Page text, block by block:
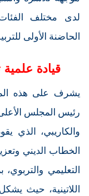
لدى مختلف الفئات
الحاضنة الأولى
قيادة
يشرف على هذه
رئيس المجلس الأعلى
والكاريبي، الذي
الخطاب الديني
التعليمي
اللاتينية، حيث